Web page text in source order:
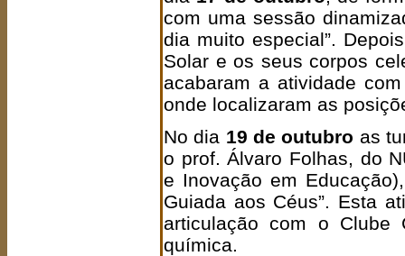
com uma sessão
dia muito especial”.
Solar e os seus corpos
acabaram a atividade
onde localizaram as
No dia 19 de outubro as
o prof. Álvaro Folhas, do
e Inovação em
Guiada aos Céus”. Esta
articulação com o
química.